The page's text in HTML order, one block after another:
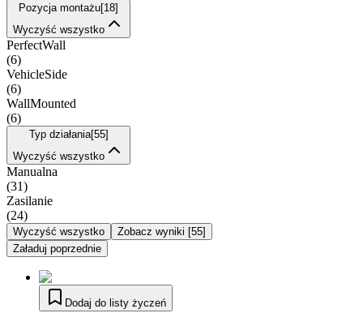
Pozycja montażu[18]
Wyczyść wszystko
PerfectWall
(6)
VehicleSide
(6)
WallMounted
(6)
Typ działania[55]
Wyczyść wszystko
Manualna
(31)
Zasilanie
(24)
Wyczyść wszystko Zobacz wyniki [55]
Załaduj poprzednie
Dodaj do listy życzeń